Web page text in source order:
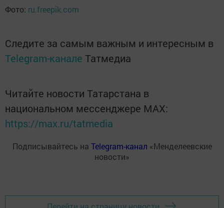
Фото: ru.freepik.com
Следите за самым важным и интересным в
Telegram-канале Татмедиа
Читайте новости Татарстана в
национальном мессенджере MАХ:
https://max.ru/tatmedia
Подписывайтесь на Telegram-канал «Менделеевские
новости»